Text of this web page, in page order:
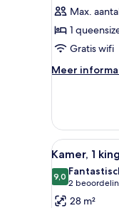
queensize
bed
laden
Max.
1
Gratis wifi
Meer
Meer
1
queensize
bed
Alle
foto's
voor
Kamer,
6
Kamer, 1
9,09,0 van 10
2
(2
28 m²